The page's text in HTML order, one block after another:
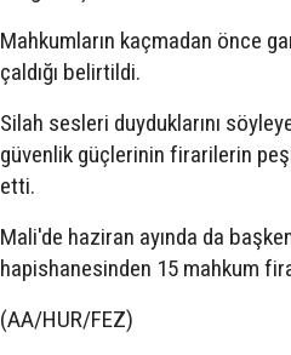
Mahkumların kaçmadan önce
çaldığı belirtildi.
Silah sesleri duyduklarını
güvenlik güçlerinin firarilerin
etti.
Mali'de haziran ayında da
hapishanesinden 15 mahkum
(AA/HUR/FEZ)